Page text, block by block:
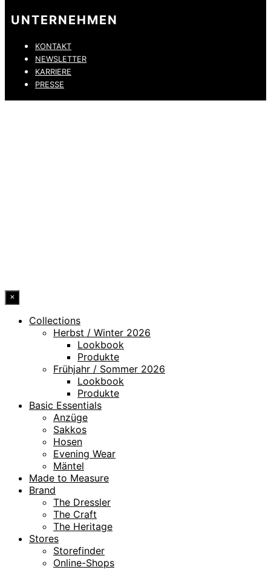
UNTERNEHMEN
KONTAKT
NEWSLETTER
KARRIERE
PRESSE
×
Collections
Herbst / Winter 2026
Lookbook
Produkte
Frühjahr / Sommer 2026
Lookbook
Produkte
Basic Essentials
Anzüge
Sakkos
Hosen
Evening Wear
Mäntel
Made to Measure
Brand
The Dressler
The Craft
The Heritage
Stores
Storefinder
Online-Shops